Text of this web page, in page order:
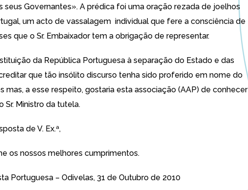
seus Governantes». A prédica foi uma oração rezada de joelhos
um acto de vassalagem individual que fere a consciência de
que o Sr. Embaixador tem a obrigação de representar.
da República Portuguesa à separação do Estado e das
que tão insólito discurso tenha sido proferido em nome do
mas, a esse respeito, gostaria esta associação (AAP) de conhecer
Sr. Ministro da tutela.
de V. Ex.ª,
os nossos melhores cumprimentos.
Portuguesa – Odivelas, 31 de Outubro de 2010